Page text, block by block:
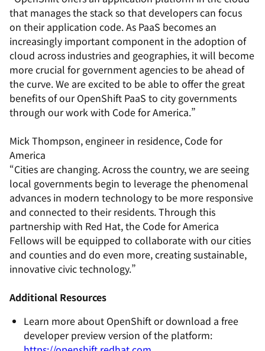
that manages the stack so that developers can focus
on their application code. As PaaS becomes an
increasingly important component in the adoption of
cloud across industries and geographies, it will become
more crucial for government agencies to be ahead of
the curve. We are excited to be able to offer the great
benefits of our OpenShift PaaS to city governments
through our work with Code for America.”
Mick Thompson, engineer in residence, Code for
America
“Cities are changing. Across the country, we are seeing
local governments begin to leverage the phenomenal
advances in modern technology to be more responsive
and connected to their residents. Through this
partnership with Red Hat, the Code for America
Fellows will be equipped to collaborate with our cities
and counties and do even more, creating sustainable,
innovative civic technology.”
Additional Resources
Learn more about OpenShift or download a free
developer preview version of the platform: